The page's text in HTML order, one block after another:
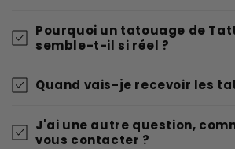
Pourquoi un tatouage de
semble-t-il si réel ?
Quand vais-je recevoir les
J'ai une autre question,
vous contacter ?